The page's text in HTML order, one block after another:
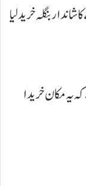
میں 10 کروڑ روپے کا شاندار بنگلہ خرید لیا
یہ مکان خریدا